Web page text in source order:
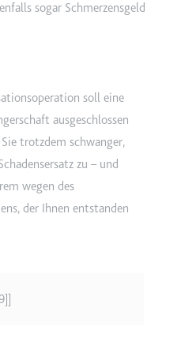
sogar Schmerzensgeld
soll eine
ausgeschlossen
trotzdem schwanger,
zu – und
wegen des
der Ihnen entstanden